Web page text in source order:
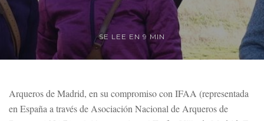
SE LEE EN 9 MIN
Arqueros de Madrid, en su compromiso con IFAA (representada
en España a través de Asociación Nacional de Arqueros de